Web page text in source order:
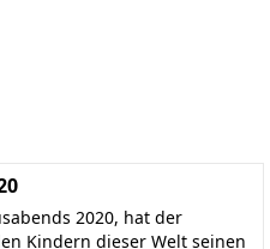
2020, hat der
Kindern dieser Welt seinen